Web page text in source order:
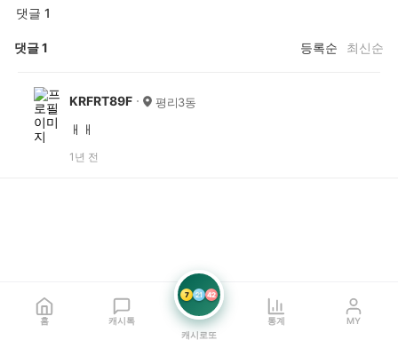
댓글 1
댓글1 등록순 최신순
KRFRT89F 평리3동
ㅐㅐ
1년 전
홈 캐시톡
7 21 42
캐시로또
통계 MY